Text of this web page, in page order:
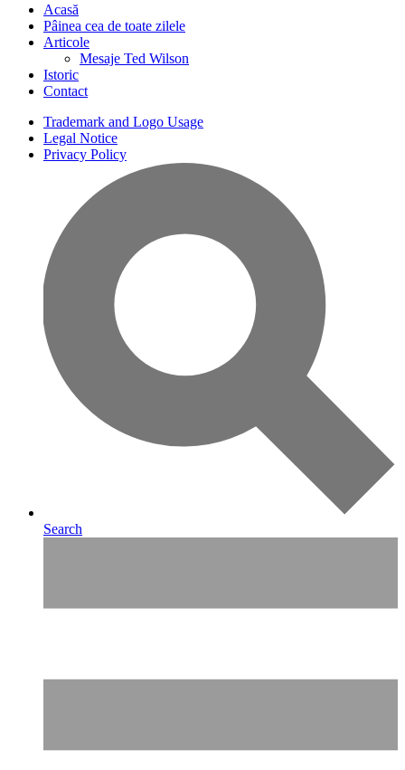
Acasă
Pâinea cea de toate zilele
Articole
Mesaje Ted Wilson
Istoric
Contact
Trademark and Logo Usage
Legal Notice
Privacy Policy
Search